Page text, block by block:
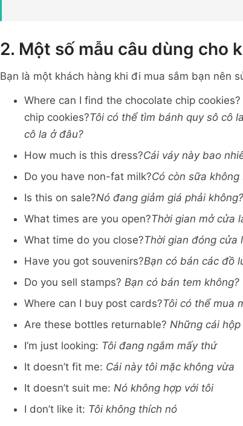
2. Một số mẫu câu dùng cho
Bạn là một khách hàng khi đi mua sắm bạn nên
Where can I find the chocolate chip
chip cookies?Tôi có thể tìm bánh quy sô cô
cô la ở đâu?
How much is this dress?Cái váy này bao
Do you have non-fat milk?Có còn sữa không
Is this on sale?Nó đang giảm giá phải không?
What times are you open?Thời gian mở cửa
What time do you close?Thời gian đóng cửa
Have you got souvenirs?Bạn có bán các đồ
Do you sell stamps? Bạn có bán tem không?
Where can I buy post cards?Tôi có thể mua
Are these bottles returnable? Những cái
I’m just looking: Tôi đang ngắm mấy thứ
It doesn’t fit me: Cái này tôi mặc không vừa
It doesn’t suit me: Nó không hợp với tôi
I don’t like it: Tôi không thích nó